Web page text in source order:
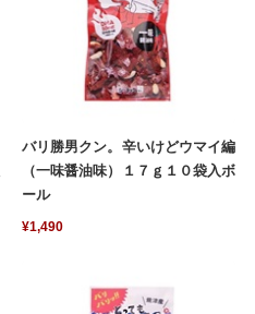
バリ勝男クン。辛いけどウマイ編
（一味醤油味）１７ｇ１０袋入ボ
ール
¥1,490